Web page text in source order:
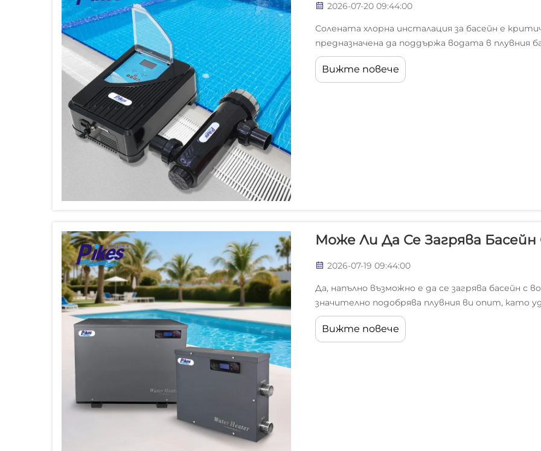
2026-07-20 09:44:00
Солената хлорна инсталация за басейн е
предназначена да поддържа водата в плувния
дезинфекцирана. Вместо ръчно добавяне на
солената хлорна инсталация автоматизира
Вижте повече
Може Ли Да Се Загрява
2026-07-19 09:44:00
Да, напълно възможно е да се загрява басейн с
значително подобрява плувния ви опит, като
температура на водата през цялата година.
басейни е едно от най-ефективните...
Вижте повече